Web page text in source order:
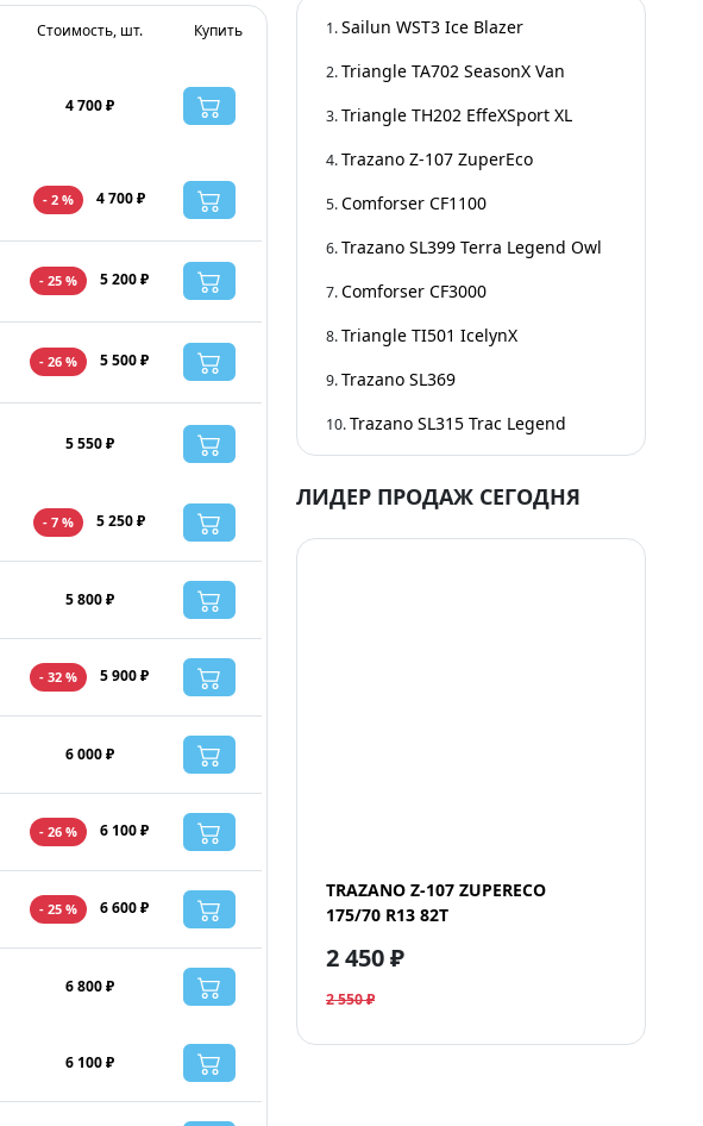
Стоимость, шт. Купить
4 700 ₽
- 2 % 4 700 ₽
- 25 % 5 200 ₽
- 26 % 5 500 ₽
5 550 ₽
- 7 % 5 250 ₽
5 800 ₽
- 32 % 5 900 ₽
6 000 ₽
- 26 % 6 100 ₽
- 25 % 6 600 ₽
6 800 ₽
6 100 ₽
Sailun WST3 Ice Blazer
Triangle TA702 SeasonX Van
Triangle TH202 EffeXSport XL
Trazano Z-107 ZuperEco
Comforser CF1100
Trazano SL399 Terra Legend Owl
Comforser CF3000
Triangle TI501 IcelynX
Trazano SL369
Trazano SL315 Trac Legend
ЛИДЕР ПРОДАЖ СЕГОДНЯ
TRAZANO Z-107 ZUPERECO
175/70 R13 82T
2 450 ₽
2 550 ₽